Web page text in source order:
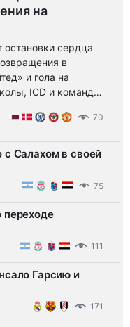
на
остановки сердца
в
и гола на
ICD и команда
70
с Салахом в своей
75
переходе
111
Гарсию и
171